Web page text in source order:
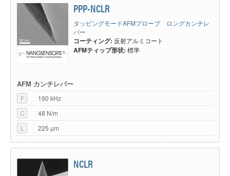
PPP-NCLR
タッピングモードAFMプローブ ロングカンチレ
バー
コーティング: 反射アルミコート
AFMティップ形状: 標準
AFM カンチレバー
F
190 kHz
C
48 N/m
L
225 µm
NCLR